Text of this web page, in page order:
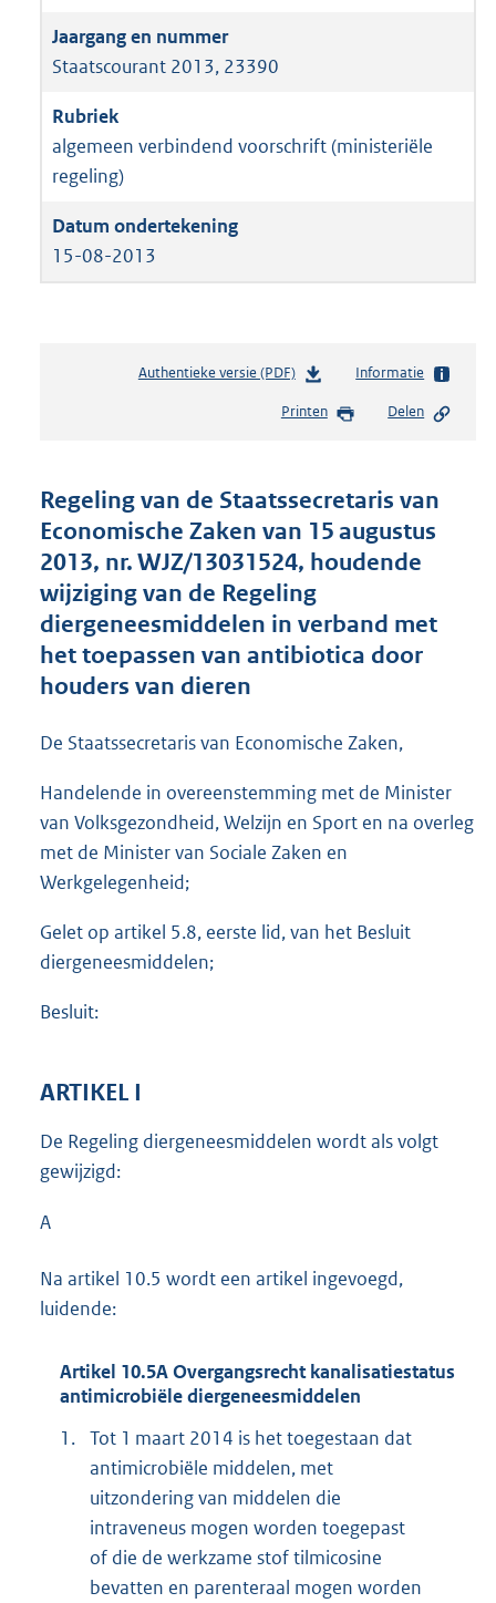
Staatscourant 2013, 23390
algemeen verbindend voorschrift (ministeriële
regeling)
15-08-2013
Authentieke versie (PDF)b
s
d
s
g
o
o
t
1
4
Informatie
Printen Delen
Regeling van de Staatssecretaris van
Economische Zaken van 15 augustus
2013, nr. WJZ/13031524, houdende
wijziging van de Regeling
diergeneesmiddelen in verband met
het toepassen van antibiotica door
houders van dieren
De Staatssecretaris van Economische Zaken,
Handelende in overeenstemming met de Minister
van Volksgezondheid, Welzijn en Sport en na overleg
met de Minister van Sociale Zaken en
Werkgelegenheid;
Gelet op artikel 5.8, eerste lid, van het Besluit
diergeneesmiddelen;
Besluit:
ARTIKEL I
De Regeling diergeneesmiddelen wordt als volgt
gewijzigd:
A
Na artikel 10.5 wordt een artikel ingevoegd,
luidende:
Artikel 10.5A Overgangsrecht kanalisatiestatus
antimicrobiële diergeneesmiddelen
1. Tot 1 maart 2014 is het toegestaan dat
antimicrobiële middelen, met
uitzondering van middelen die
intraveneus mogen worden toegepast
of die de werkzame stof tilmicosine
bevatten en parenteraal mogen worden